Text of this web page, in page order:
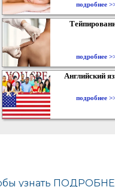
подробнее
подробнее
Английский
подробнее